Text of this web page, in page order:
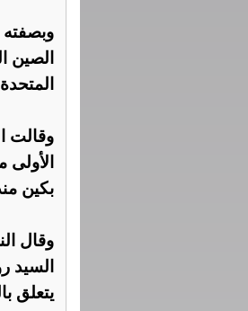
الصين
بكين
وقال
السيد
يتعلق